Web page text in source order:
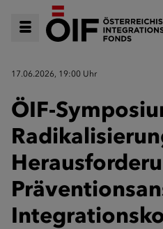
17.06.2026, 19:00 Uhr
ÖIF-